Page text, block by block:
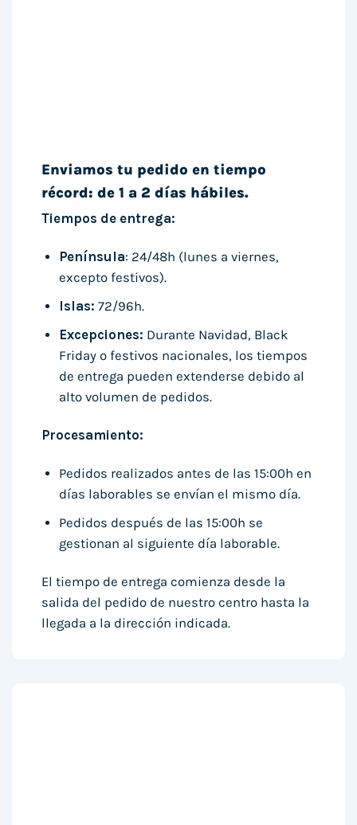
Enviamos tu pedido en tiempo
récord: de 1 a 2 días hábiles.
Tiempos de entrega:
Península: 24/48h (lunes a viernes,
excepto festivos).
Islas: 72/96h.
Excepciones: Durante Navidad, Black
Friday o festivos nacionales, los tiempos
de entrega pueden extenderse debido al
alto volumen de pedidos.
Procesamiento:
Pedidos realizados antes de las 15:00h en
días laborables se envían el mismo día.
Pedidos después de las 15:00h se
gestionan al siguiente día laborable.
El tiempo de entrega comienza desde la
salida del pedido de nuestro centro hasta la
llegada a la dirección indicada.